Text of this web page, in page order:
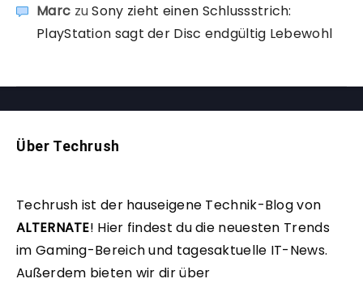
Marc zuSony zieht einen Schlussstrich:
PlayStation sagt der Disc endgültig Lebewohl
Über Techrush
Techrush ist der hauseigene Technik-Blog von
ALTERNATE! Hier findest du die neuesten Trends
im Gaming-Bereich und tagesaktuelle IT-News.
Außerdem bieten wir dir über